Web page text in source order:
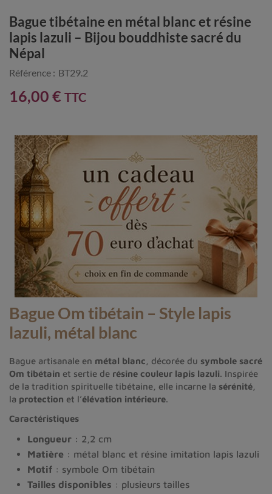
Bague tibétaine en métal blanc et résine
lapis lazuli – Bijou bouddhiste sacré du
Népal
Référence : BT29.2
16,00 € TTC
Bague Om tibétain – Style lapis
lazuli, métal blanc
Bague artisanale en métal blanc , décorée du symbole sacré
Om tibétain et sertie de résine couleur lapis lazuli. Inspirée
de la tradition spirituelle tibétaine, elle incarne la sérénité
la protection et l’élévation intérieure.
Caractéristiques
Longueur : 2,2 cm
Matière : métal blanc et résine imitation lapis lazuli
Motif : symbole Om tibétain
Tailles disponibles : plusieurs tailles